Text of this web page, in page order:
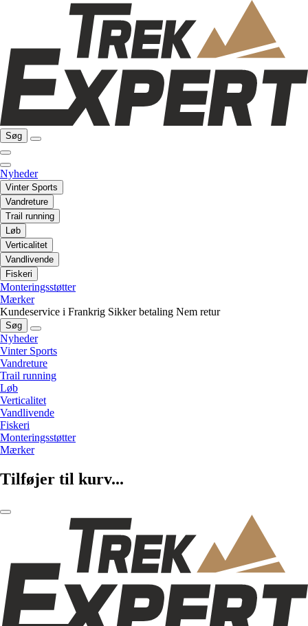
Søg
Nyheder
Vinter Sports
Vandreture
Trail running
Løb
Verticalitet
Vandlivende
Fiskeri
Monteringsstøtter
Mærker
Kundeservice i Frankrig Sikker betaling Nem retur
Søg
Nyheder
Vinter Sports
Vandreture
Trail running
Løb
Verticalitet
Vandlivende
Fiskeri
Monteringsstøtter
Mærker
Tilføjer til kurv...